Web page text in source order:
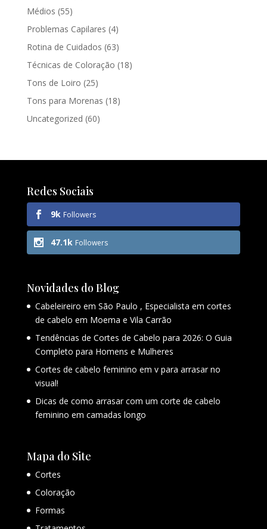
Médios (55)
Problemas Capilares (4)
Rotina de Cuidados (63)
Técnicas de Coloração (18)
Tons de Loiro (25)
Tons para Morenas (18)
Uncategorized (60)
Redes Sociais
9k Followers
47.1k Followers
Novidades do Blog
Cabeleireiro em São Paulo , Especialista em cortes
de cabelo em Moema e Vila Carrão
Tendências de Cortes de Cabelo para 2026: O Guia
Completo para Homens e Mulheres
Cortes de cabelo feminino em v para arrasar no
visual!
Dicas de como arrasar com um corte de cabelo
feminino em camadas longo
Mapa do Site
Cortes
Coloração
Formas